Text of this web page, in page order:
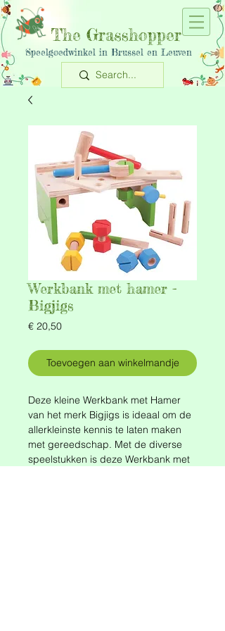
The Grasshopper
Speelgoedwinkel in Brussel en Leuven
Werkbank met hamer -
Bigjigs
€ 20,50Prijs
Toevoegen aan winkelmandje
Deze kleine Werkbank met Hamer
van het merk Bigjigs is ideaal om de
allerkleinste kennis te laten maken
met gereedschap. Met de diverse
speelstukken is deze Werkbank met